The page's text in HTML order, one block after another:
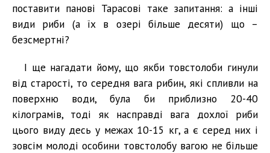
поставити панові Тарасові таке запитання: а інші
види риби (а їх в озері більше десяти) що –
безсмертні?
І ще нагадати йому, що якби товстолоби гинули
від старості, то середня вага рибин, які спливли на
поверхню води, була би приблизно 20-40
кілограмів, тоді як насправді вага дохлої риби
цього виду десь у межах 10-15 кг, а є серед них і
зовсім молоді особини товстолобу вагою не більше